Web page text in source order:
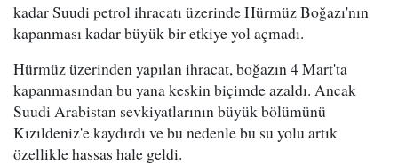
kadar Suudi petrol ihracatı üzerinde Hürmüz Boğazı'nın
kapanması kadar büyük bir etkiye yol açmadı.
Hürmüz üzerinden yapılan ihracat, boğazın 4 Mart'ta
kapanmasından bu yana keskin biçimde azaldı. Ancak
Suudi Arabistan sevkiyatlarının büyük bölümünü
Kızıldeniz'e kaydırdı ve bu nedenle bu su yolu artık
özellikle hassas hale geldi.